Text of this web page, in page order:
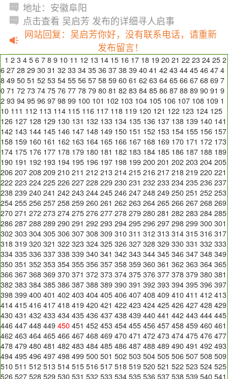
地址：安徽阜阳
点击查看 吴启芳 发布的详细寻人启事
网站回复：吴启芳你好，没有联系电话，请重新
发布留言！
1 2 3 4 5 6 7 8 9 10 11 12 13 14 15 16 17 18 19 20 21 22 23 24 25 2
6 27 28 29 30 31 32 33 34 35 36 37 38 39 40 41 42 43 44 45 46 47 4
8 49 50 51 52 53 54 55 56 57 58 59 60 61 62 63 64 65 66 67 68 69 7
0 71 72 73 74 75 76 77 78 79 80 81 82 83 84 85 86 87 88 89 90 91 9
2 93 94 95 96 97 98 99 100 101 102 103 104 105 106 107 108 109 1
10 111 112 113 114 115 116 117 118 119 120 121 122 123 124 125
126 127 128 129 130 131 132 133 134 135 136 137 138 139 140 141
142 143 144 145 146 147 148 149 150 151 152 153 154 155 156 157
158 159 160 161 162 163 164 165 166 167 168 169 170 171 172 173
174 175 176 177 178 179 180 181 182 183 184 185 186 187 188 189
190 191 192 193 194 195 196 197 198 199 200 201 202 203 204 205
206 207 208 209 210 211 212 213 214 215 216 217 218 219 220 221
222 223 224 225 226 227 228 229 230 231 232 233 234 235 236 237
238 239 240 241 242 243 244 245 246 247 248 249 250 251 252 253
254 255 256 257 258 259 260 261 262 263 264 265 266 267 268 269
270 271 272 273 274 275 276 277 278 279 280 281 282 283 284 285
286 287 288 289 290 291 292 293 294 295 296 297 298 299 300 301
302 303 304 305 306 307 308 309 310 311 312 313 314 315 316 317
318 319 320 321 322 323 324 325 326 327 328 329 330 331 332 333
334 335 336 337 338 339 340 341 342 343 344 345 346 347 348 349
350 351 352 353 354 355 356 357 358 359 360 361 362 363 364 365
366 367 368 369 370 371 372 373 374 375 376 377 378 379 380 381
382 383 384 385 386 387 388 389 390 391 392 393 394 395 396 397
398 399 400 401 402 403 404 405 406 407 408 409 410 411 412 413
414 415 416 417 418 419 420 421 422 423 424 425 426 427 428 429
430 431 432 433 434 435 436 437 438 439 440 441 442 443 444 445
446 447 448 449 450 451 452 453 454 455 456 457 458 459 460 461
462 463 464 465 466 467 468 469 470 471 472 473 474 475 476 477
478 479 480 481 482 483 484 485 486 487 488 489 490 491 492 493
494 495 496 497 498 499 500 501 502 503 504 505 506 507 508 509
510 511 512 513 514 515 516 517 518 519 520 521 522 523 524 525
526 527 528 529 530 531 532 533 534 535 536 537 538 539 540 541